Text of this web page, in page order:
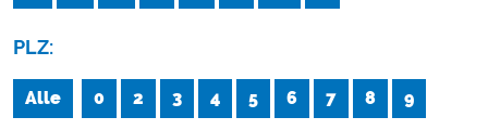
PLZ:
Alle 0 2 3 4 5 6 7 8 9